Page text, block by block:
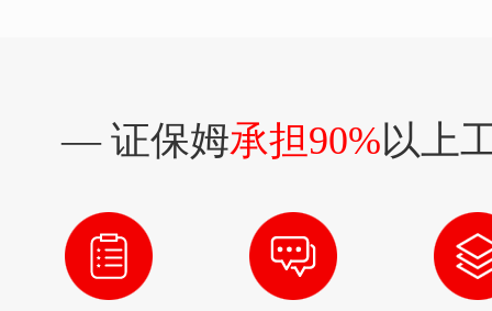
— 证保姆承担90%以上